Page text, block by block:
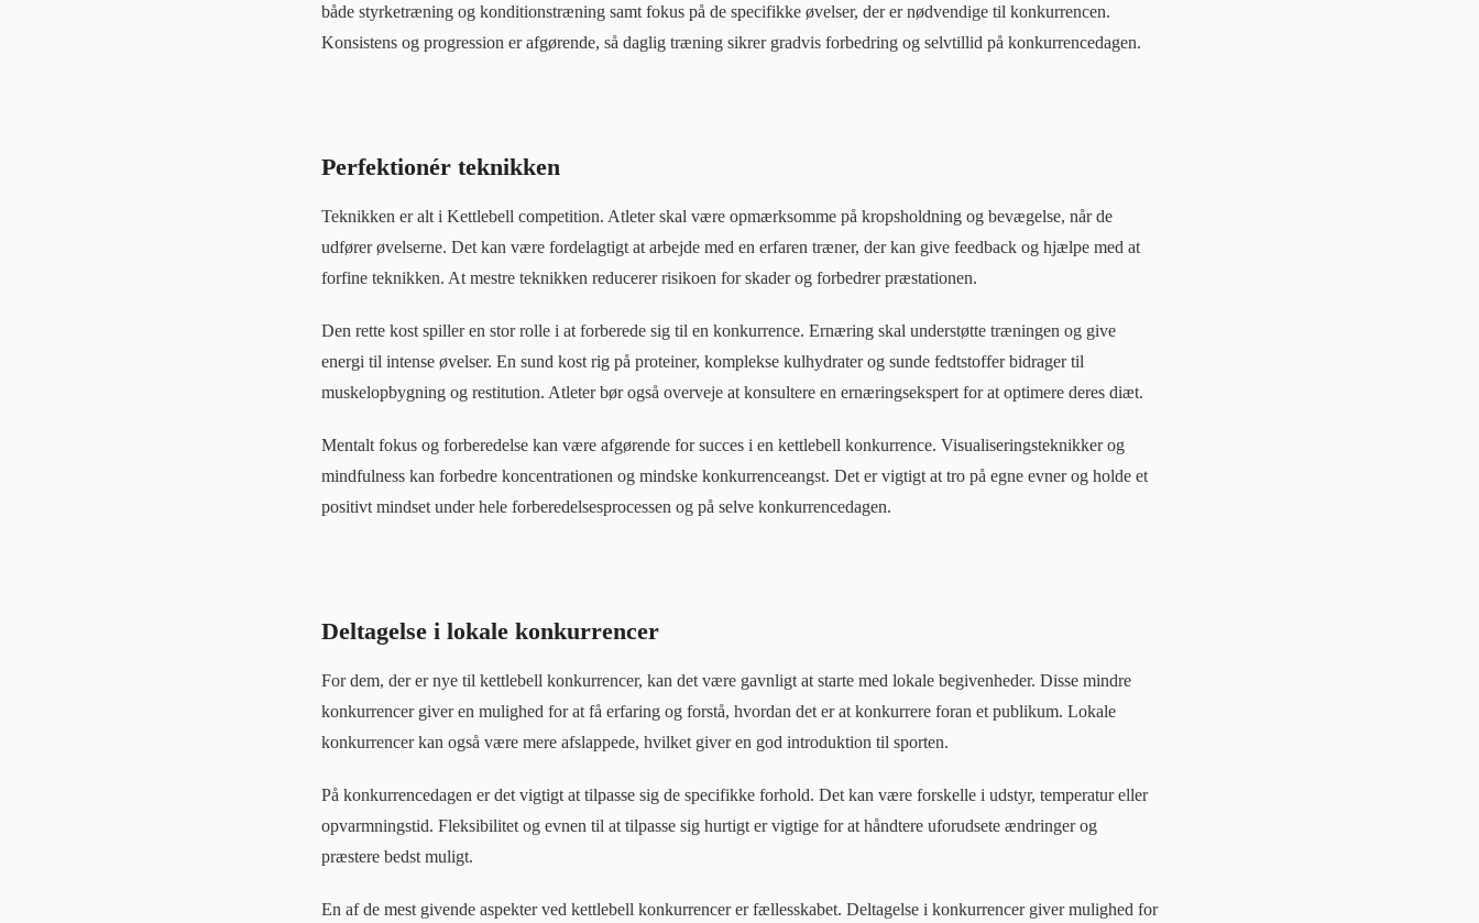
både styrketræning og konditionstræning samt fokus på de specifikke øvelser, der er nødvendige til konkurrencen.
Konsistens og progression er afgørende, så daglig træning sikrer gradvis forbedring og selvtillid på konkurrencedagen.
Perfektionér teknikken
Teknikken er alt i Kettlebell competition. Atleter skal være opmærksomme på kropsholdning og bevægelse, når de
udfører øvelserne. Det kan være fordelagtigt at arbejde med en erfaren træner, der kan give feedback og hjælpe med at
forfine teknikken. At mestre teknikken reducerer risikoen for skader og forbedrer præstationen.
Den rette kost spiller en stor rolle i at forberede sig til en konkurrence. Ernæring skal understøtte træningen og give
energi til intense øvelser. En sund kost rig på proteiner, komplekse kulhydrater og sunde fedtstoffer bidrager til
muskelopbygning og restitution. Atleter bør også overveje at konsultere en ernæringsekspert for at optimere deres diæt.
Mentalt fokus og forberedelse kan være afgørende for succes i en kettlebell konkurrence. Visualiseringsteknikker og
mindfulness kan forbedre koncentrationen og mindske konkurrenceangst. Det er vigtigt at tro på egne evner og holde et
positivt mindset under hele forberedelsesprocessen og på selve konkurrencedagen.
Deltagelse i lokale konkurrencer
For dem, der er nye til kettlebell konkurrencer, kan det være gavnligt at starte med lokale begivenheder. Disse mindre
konkurrencer giver en mulighed for at få erfaring og forstå, hvordan det er at konkurrere foran et publikum. Lokale
konkurrencer kan også være mere afslappede, hvilket giver en god introduktion til sporten.
På konkurrencedagen er det vigtigt at tilpasse sig de specifikke forhold. Det kan være forskelle i udstyr, temperatur eller
opvarmningstid. Fleksibilitet og evnen til at tilpasse sig hurtigt er vigtige for at håndtere uforudsete ændringer og
præstere bedst muligt.
En af de mest givende aspekter ved kettlebell konkurrencer er fællesskabet. Deltagelse i konkurrencer giver mulighed for